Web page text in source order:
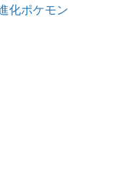
化ポケモン